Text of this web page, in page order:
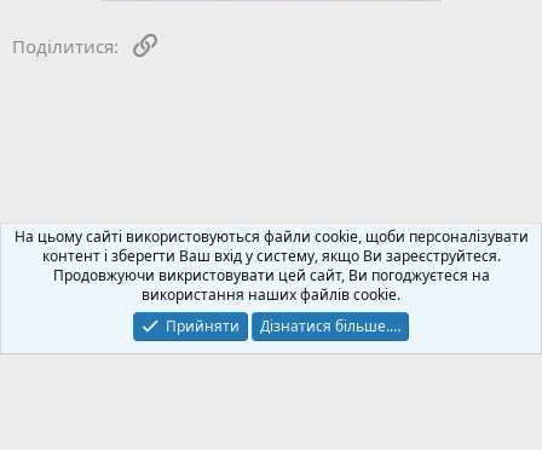
Поділитися:
Відгуки про виробників сонячних панелей
Зворотний зв'язок Політика конфіденційності
Допомога
На цьому сайті використовуються файли cookie, щоби персоналізувати
контент і зберегти Ваш вхід у систему, якщо Ви зареєструйтеся.
Продовжуючи викристовувати цей сайт, Ви погоджуєтеся на
використання наших файлів cookie.
Прийняти
Дізнатися більше.…